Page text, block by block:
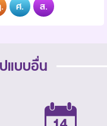
ศ. ส.
แบบอื่น